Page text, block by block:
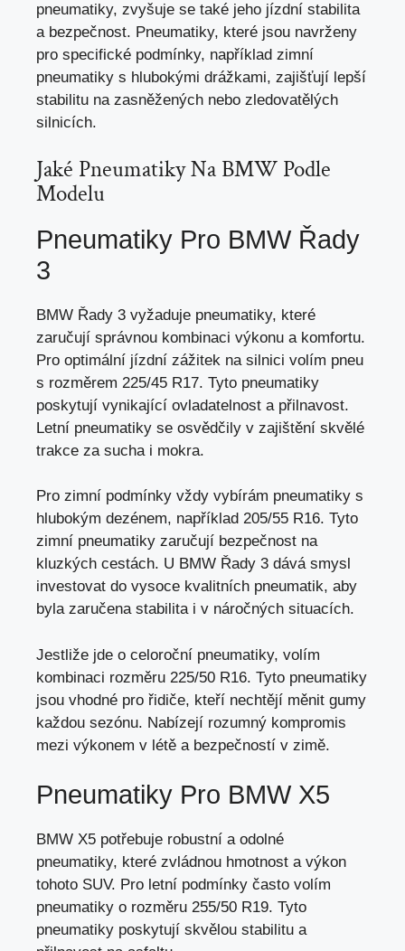
pneumatiky, zvyšuje se také jeho jízdní stabilita
a bezpečnost. Pneumatiky, které jsou navrženy
pro specifické podmínky, například zimní
pneumatiky s hlubokými drážkami, zajišťují lepší
stabilitu na zasněžených nebo zledovatělých
silnicích.
Jaké Pneumatiky Na BMW Podle
Modelu
Pneumatiky Pro BMW Řady
3
BMW Řady 3 vyžaduje pneumatiky, které
zaručují správnou kombinaci výkonu a komfortu.
Pro optimální jízdní zážitek na silnici volím pneu
s rozměrem 225/45 R17. Tyto pneumatiky
poskytují vynikající ovladatelnost a přilnavost.
Letní pneumatiky se osvědčily v zajištění skvělé
trakce za sucha i mokra.
Pro zimní podmínky vždy vybírám pneumatiky s
hlubokým dezénem, například 205/55 R16. Tyto
zimní pneumatiky zaručují bezpečnost na
kluzkých cestách. U BMW Řady 3 dává smysl
investovat do vysoce kvalitních pneumatik, aby
byla zaručena stabilita i v náročných situacích.
Jestliže jde o celoroční pneumatiky, volím
kombinaci rozměru 225/50 R16. Tyto pneumatiky
jsou vhodné pro řidiče, kteří nechtějí měnit gumy
každou sezónu. Nabízejí rozumný kompromis
mezi výkonem v létě a bezpečností v zimě.
Pneumatiky Pro BMW X5
BMW X5 potřebuje robustní a odolné
pneumatiky, které zvládnou hmotnost a výkon
tohoto SUV. Pro letní podmínky často volím
pneumatiky o rozměru 255/50 R19. Tyto
pneumatiky poskytují skvělou stabilitu a